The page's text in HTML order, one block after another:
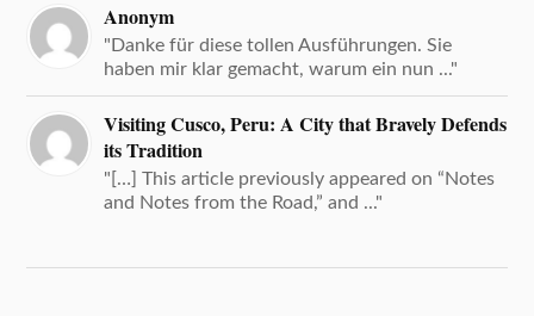
Anonym
"Danke für diese tollen Ausführungen. Sie
haben mir klar gemacht, warum ein nun ..."
Visiting Cusco, Peru: A City that Bravely Defends
its Tradition
"[…] This article previously appeared on “Notes
and Notes from the Road,” and ..."